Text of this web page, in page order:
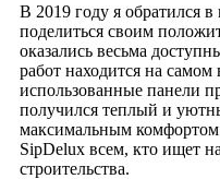
В 2019 году я обратился
поделиться своим
оказались весьма
работ находится на
использованные панели
получился теплый и
максимальным
SipDelux всем, кто ищет
строительства.